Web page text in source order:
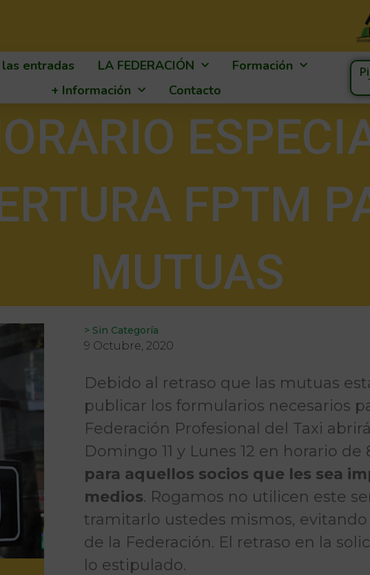
entradas LA FEDERACIÓN
Formación
+ Información
Contacto
FPTM
MUTUAS
> Sin Categoría
9 Octubre, 2020
Debido al retraso que las mutuas
publicar los formularios necesarios
Federación Profesional del Taxi
Domingo 11 y Lunes 12 en horario de
para aquellos socios que les sea
medios. Rogamos no utilicen este
tramitarlo ustedes mismos,
de la Federación. El retraso en la
lo estipulado.